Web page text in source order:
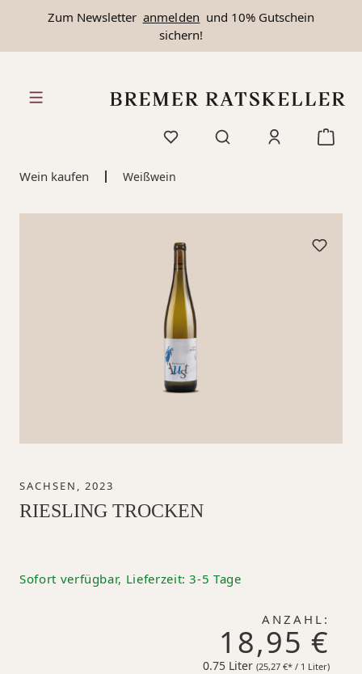
springen
Zum Newsletter anmelden und 10% Gutschein
sichern!
Wein kaufen Weißwein
SACHSEN, 2023
RIESLING TROCKEN
Sofort verfügbar, Lieferzeit: 3-5 Tage
ANZAHL:
18,95 €
0.75 Liter (25,27 €* / 1 Liter)25,27